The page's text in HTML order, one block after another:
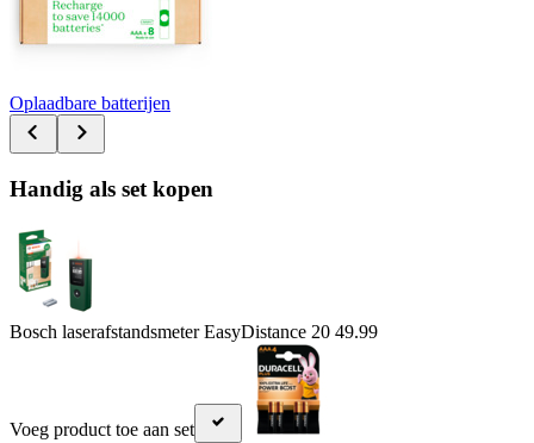
Oplaadbare batterijen
Handig als set kopen
Bosch laserafstandsmeter EasyDistance 20 49.99
Voeg product toe aan set